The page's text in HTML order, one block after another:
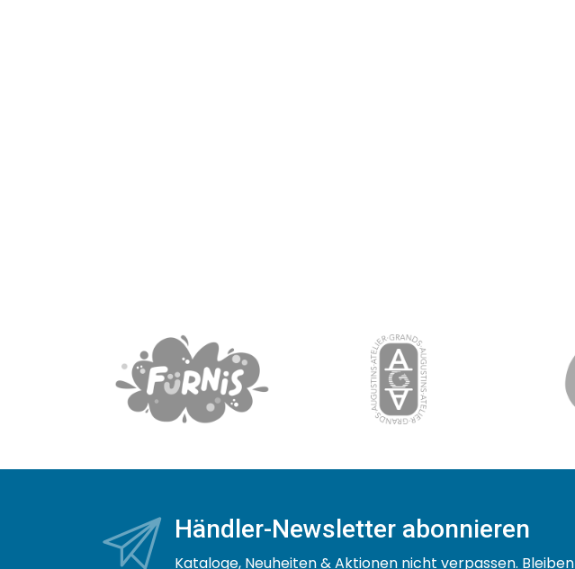
Händler-Newsletter abonnieren
Kataloge, Neuheiten & Aktionen nicht verpassen. Bleiben